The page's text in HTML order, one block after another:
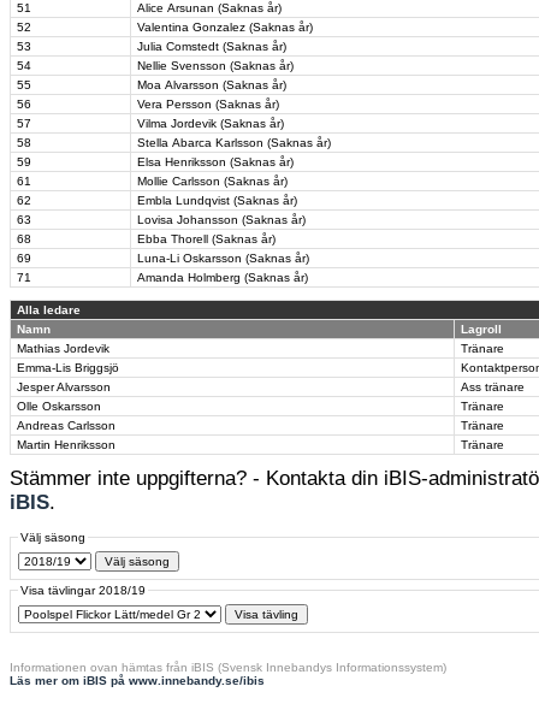
51
Alice Arsunan (Saknas år)
52
Valentina Gonzalez (Saknas år)
53
Julia Comstedt (Saknas år)
54
Nellie Svensson (Saknas år)
55
Moa Alvarsson (Saknas år)
56
Vera Persson (Saknas år)
57
Vilma Jordevik (Saknas år)
58
Stella Abarca Karlsson (Saknas år)
59
Elsa Henriksson (Saknas år)
61
Mollie Carlsson (Saknas år)
62
Embla Lundqvist (Saknas år)
63
Lovisa Johansson (Saknas år)
68
Ebba Thorell (Saknas år)
69
Luna-Li Oskarsson (Saknas år)
71
Amanda Holmberg (Saknas år)
Alla ledare
Namn
Lagroll
Mathias Jordevik
Tränare
Emma-Lis Briggsjö
Jesper Alvarsson
Ass tränare
Olle Oskarsson
Tränare
Andreas Carlsson
Tränare
Martin Henriksson
Tränare
Stämmer inte uppgifterna? - Kontakta din iBIS-
iBIS.
Välj säsong
Visa tävlingar 2018/19
Informationen ovan hämtas från iBIS (Svensk Innebandys Informationssystem)
Läs mer om iBIS på www.innebandy.se/ibis